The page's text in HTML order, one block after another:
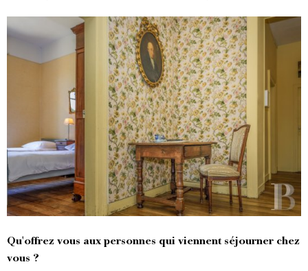
Qu'offrez vous aux personnes qui viennent séjourner chez
vous ?